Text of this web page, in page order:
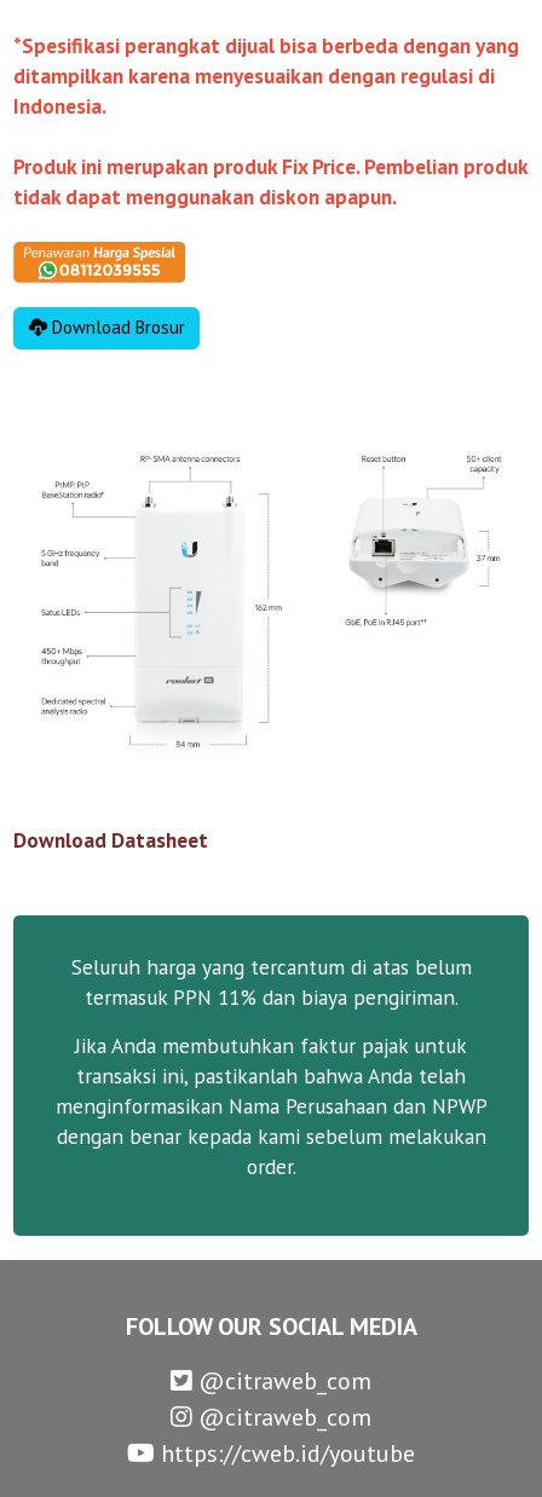
*Spesifikasi perangkat dijual bisa berbeda dengan yang
ditampilkan karena menyesuaikan dengan regulasi di
Indonesia.
Produk ini merupakan produk Fix Price. Pembelian produk
tidak dapat menggunakan diskon apapun.
Download Brosur
Download Datasheet
Seluruh harga yang tercantum di atas belum
termasuk PPN 11% dan biaya pengiriman.
Jika Anda membutuhkan faktur pajak untuk
transaksi ini, pastikanlah bahwa Anda telah
menginformasikan Nama Perusahaan dan NPWP
dengan benar kepada kami sebelum melakukan
order.
FOLLOW OUR SOCIAL MEDIA
@citraweb_com
@citraweb_com
https://cweb.id/youtube